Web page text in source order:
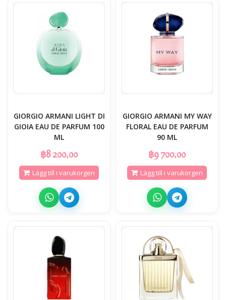
GIORGIO ARMANI LIGHT DI
GIOIA EAU DE PARFUM 100
ML
฿8 200,00
Lägg till i varukorgen
GIORGIO ARMANI MY WAY
FLORAL EAU DE PARFUM
90 ML
฿9 700,00
Lägg till i varukorgen